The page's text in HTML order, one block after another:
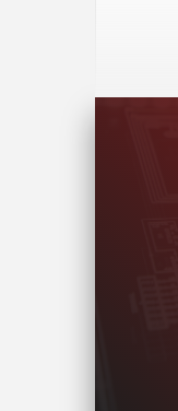
do